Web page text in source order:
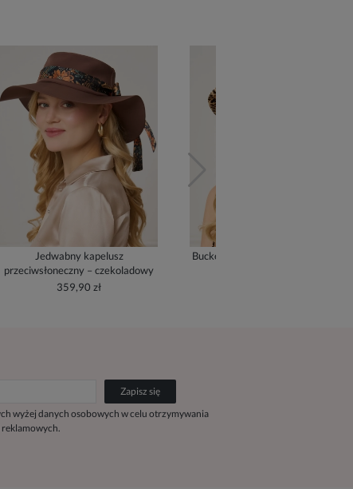
Jedwabny kapelusz
przeciwsłoneczny – czekoladowy
359,90 zł
Bucket Hat z jedwabną podszewką
Zapisz się
wyżej danych osobowych w celu otrzymywania